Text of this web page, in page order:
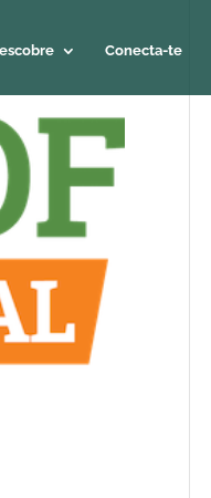
Conecta-te